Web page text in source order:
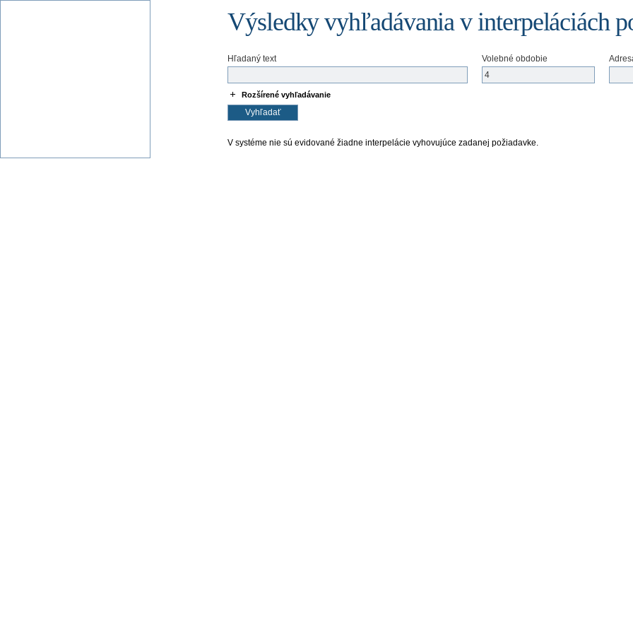
Výsledky vyhľadávania v interpeláciách
Hľadaný text Volebné obdobie
Rozšírené vyhľadávanie
V systéme nie sú evidované žiadne interpelácie vyhovujúce zadanej požiadavke.